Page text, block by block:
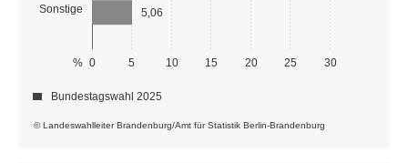
Sonstige
0 5 10 15 20 25 30
%
5,06
© Landeswahlleiter Brandenburg/Amt für Statistik Berlin-Brandenburg
Bundestagswahl 2025